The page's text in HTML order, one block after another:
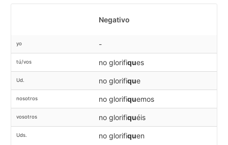
Negativo
yo -
tú/vos no glorifiques
Ud. no glorifique
nosotros no glorifiquemos
vosotros no glorifiquéis
Uds. no glorifiquen